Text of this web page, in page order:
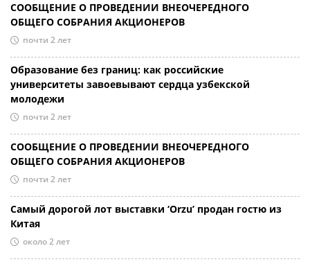
СООБЩЕНИЕ О ПРОВЕДЕНИИ ВНЕОЧЕРЕДНОГО
ОБЩЕГО СОБРАНИЯ АКЦИОНЕРОВ
почти 2 лет
Образование без границ: как российские
университеты завоевывают сердца узбекской
молодежи
почти 2 лет
СООБЩЕНИЕ О ПРОВЕДЕНИИ ВНЕОЧЕРЕДНОГО
ОБЩЕГО СОБРАНИЯ АКЦИОНЕРОВ
почти 2 лет
Самый дорогой лот выставки ‘Orzu’ продан гостю из
Китая
около 2 лет